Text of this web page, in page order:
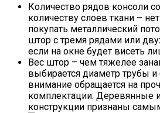
Количество рядов консоли
количеству слоев ткани –
покупать металлический
штор с тремя рядами или
если на окне будет висеть
Вес штор – чем тяжелее
выбирается диаметр трубы и
внимание обращается на
комплектации. Деревянные
конструкции признаны